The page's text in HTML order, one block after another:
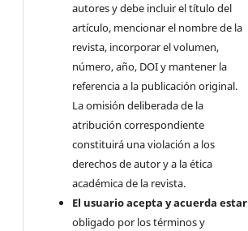
autores y debe incluir el título del
artículo, mencionar el nombre de la
revista, incorporar el volumen,
número, año, DOI y mantener la
referencia a la publicación original.
La omisión deliberada de la
atribución correspondiente
constituirá una violación a los
derechos de autor y a la ética
académica de la revista.
El usuario acepta y acuerda estar
obligado por los términos y